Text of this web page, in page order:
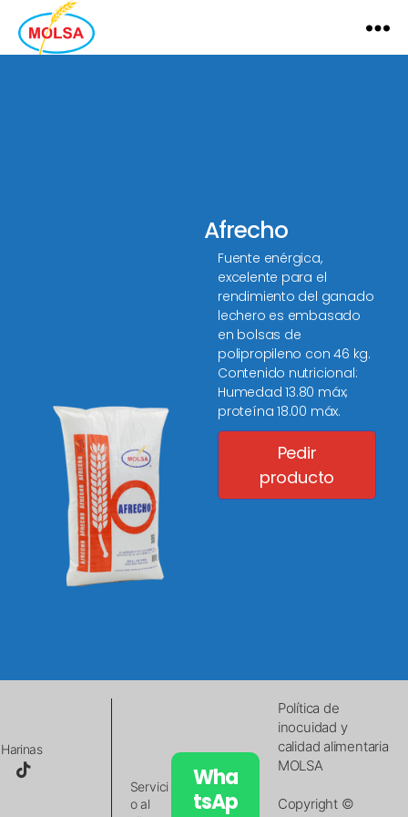
Afrecho
Fuente enérgica,
excelente para el
rendimiento del ganado
lechero es embasado
en bolsas de
polipropileno con 46 kg.
Contenido nutricional:
Humedad 13.80 máx;
proteína 18.00 máx.
Pedir
producto
Servici
o al
Wha
tsAp
Política de
inocuidad y
calidad alimentaria
MOLSA
Copyright ©